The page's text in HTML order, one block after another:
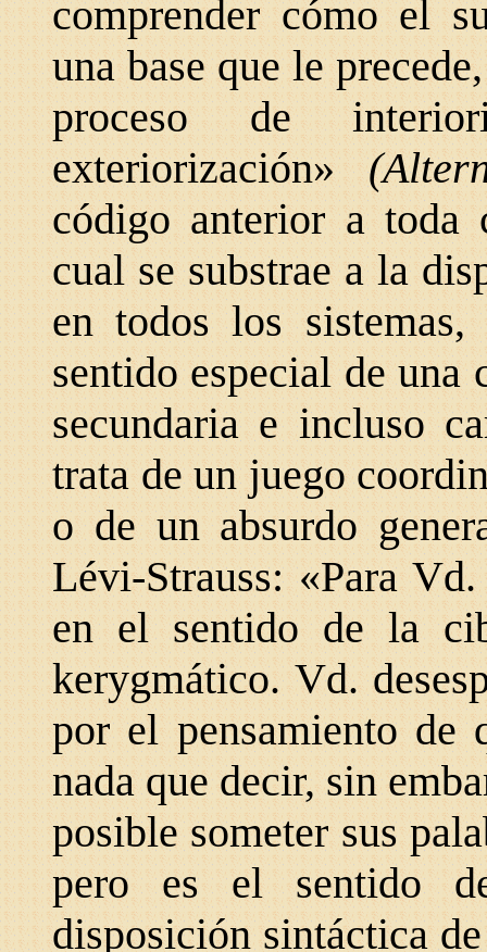
comprender cómo el
una base que le
proceso de
exteriorización»
código anterior a toda
cual se substrae a la
en todos los
sentido especial de una
secundaria e incluso
trata de un juego
o de un absurdo
Lévi-Strauss: «Para
en el sentido de la
kerygmático. Vd.
por el pensamiento de
nada que decir, sin
posible someter sus
pero es el sentido
disposición sintáctica